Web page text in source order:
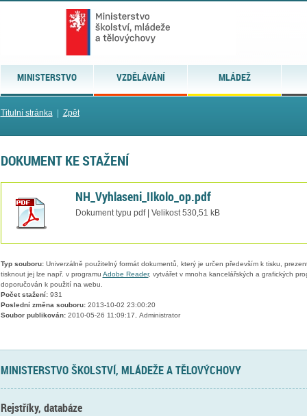
MINISTERSTVO VZDĚLÁVÁNÍ MLÁDEŽ
Titulní stránka| Zpět
DOKUMENT KE STAŽENÍ
NH_Vyhlaseni_IIkolo_op.pdf
Dokument typu pdf | Velikost 530,51 kB
Typ souboru:Univerzálně použitelný formát dokumentů, který je určen především k tisku,
tisknout jej lze např. v programu Adobe Reader, vytvářet v mnoha kancelářských a grafických
doporučován k použití na webu.
Počet stažení:931
Poslední změna souboru:2013-10-02 23:00:20
Soubor publikován:2010-05-26 11:09:17, Administrator
MINISTERSTVO ŠKOLSTVÍ, MLÁDEŽE A TĚLOVÝCHOVY
Rejstříky, databáze